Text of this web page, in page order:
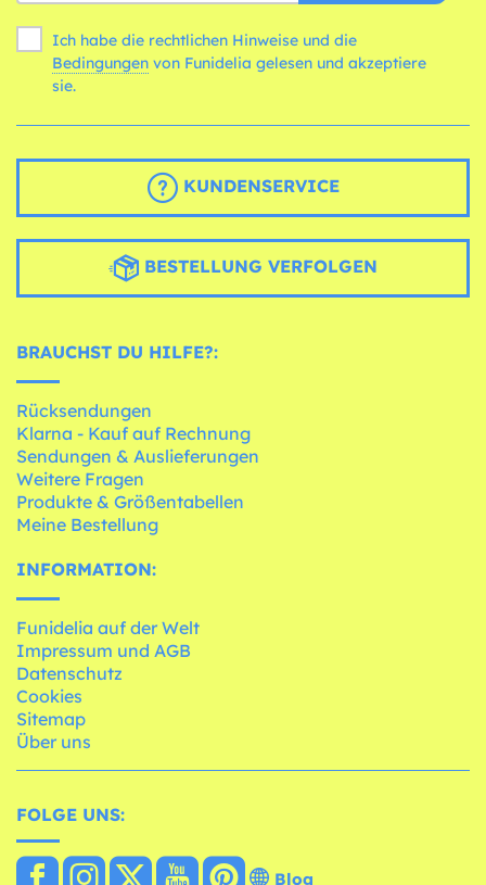
Ich habe die rechtlichen Hinweise und die
Bedingungen
sie.
KUNDENSERVICE
BESTELLUNG VERFOLGEN
BRAUCHST DU HILFE?:
Rücksendungen
Klarna - Kauf auf Rechnung
Sendungen & Auslieferungen
Weitere Fragen
Produkte & Größentabellen
Meine Bestellung
INFORMATION:
Funidelia auf der Welt
Impressum und AGB
Datenschutz
Cookies
Sitemap
Über uns
FOLGE UNS:
Blog